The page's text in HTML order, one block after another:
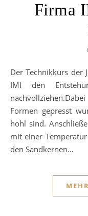
Firma
Der Technikkurs der Jahrgangstufe 9 konnte bei der Firma
IMI den
Formen gepresst
hohl sind.
mit einer
den Sandkernen…